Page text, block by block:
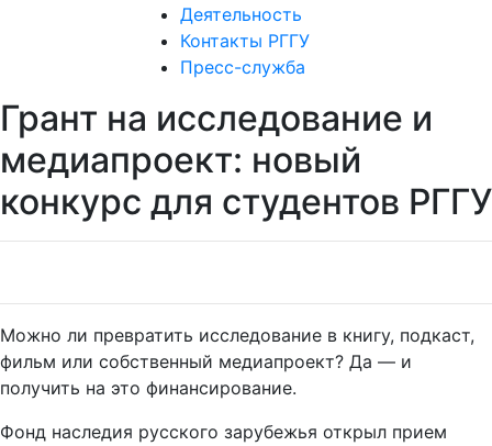
Деятельность
Контакты РГГУ
Пресс-служба
Грант на исследование и
медиапроект: новый
конкурс для студентов РГГУ
Можно ли превратить исследование в книгу, подкаст,
фильм или собственный медиапроект? Да — и
получить на это финансирование.
Фонд наследия русского зарубежья открыл прием